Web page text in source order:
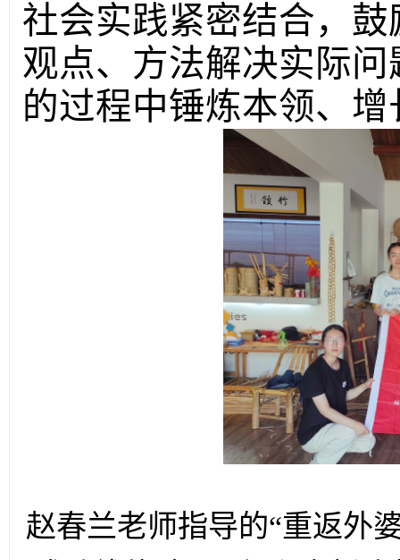
社会实践紧密结合，
观点、方法解决实际
的过程中锤炼本领、增
赵春兰老师指导的“重返外